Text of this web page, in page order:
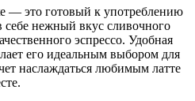
— это готовый к употреблению
себе нежный вкус сливочного
эспрессо. Удобная
его идеальным выбором для
наслаждаться любимым латте